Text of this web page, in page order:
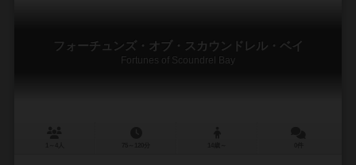
フォーチュンズ・オブ・スカウンドレル・ベイ
Fortunes of Scoundrel Bay